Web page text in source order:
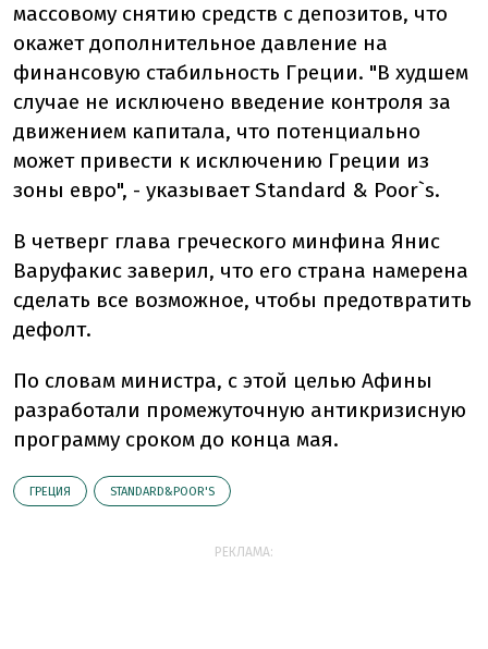
массовому снятию средств с депозитов, что
окажет дополнительное давление на
финансовую стабильность Греции. "В худшем
случае не исключено введение контроля за
движением капитала, что потенциально
может привести к исключению Греции из
зоны евро", - указывает Standard & Poor`s.
В четверг глава греческого минфина Янис
Варуфакис заверил, что его страна намерена
сделать все возможное, чтобы предотвратить
дефолт.
По словам министра, с этой целью Афины
разработали промежуточную антикризисную
программу сроком до конца мая.
ГРЕЦИЯ STANDARD&POOR'S
РЕКЛАМА: